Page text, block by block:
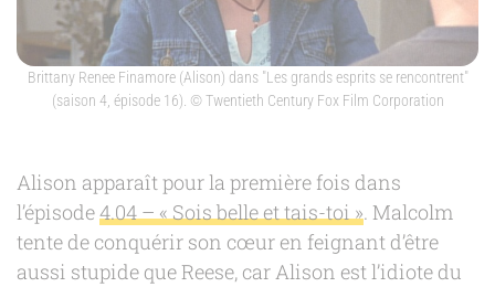
Brittany Renee Finamore (Alison) dans "Les grands esprits se rencontrent"
(saison 4, épisode 16). © Twentieth Century Fox Film Corporation
Alison apparaît pour la première fois dans
l’épisode4.04 – « Sois belle et tais-toi ». Malcolm
tente de conquérir son cœur en feignant d’être
aussi stupide que Reese, car Alison est l’idiote du